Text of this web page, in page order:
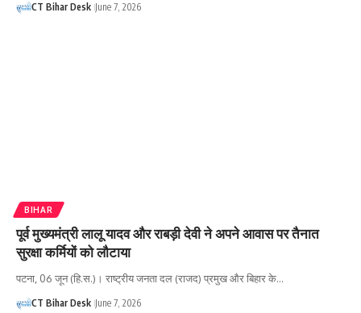
CT Bihar Desk June 7, 2026
BIHAR
पूर्व मुख्यमंत्री लालू यादव और राबड़ी देवी ने अपने आवास पर तैनात
सुरक्षा कर्मियों को लौटाया
पटना, 06 जून (हि.स.)। राष्ट्रीय जनता दल (राजद) प्रमुख और बिहार के…
CT Bihar Desk June 7, 2026